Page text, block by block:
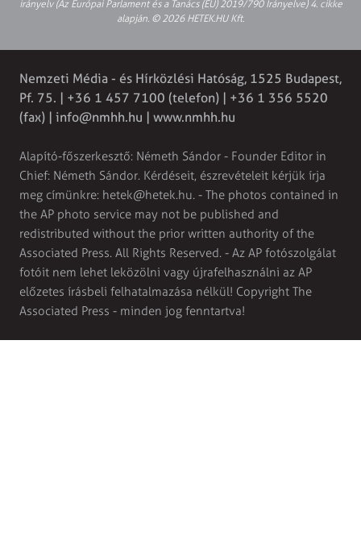
irányelv (Az Európai Parlament és a Tanács (EU) 2019/790 Irányelve) 4. cikke
alapján. © 2026 HETEK.HU Kft.
Nemzeti Média - és Hírközlési Hatóság, 1525 Budapest,
Pf. 75. | +36 1 457 7100 (telefon) | +36 1 356 5520
(fax) | info@nmhh.hu | www.nmhh.hu
Alapító-főszerkesztő: Németh Sándor - Founder Editor in
Chief: Németh Sándor. Kérdéseit, észrevételeit kérjük írja
meg címünkre: hetek@hetek.hu. - The photos contained in
the AP photo service may not be published and
redistributed without the prior written authority of the
Associated Press. All Rights Reserved. - Az AP fotószolgálat
fotóit nem lehet leközölni vagy újrafelhasználni az AP
előzetes írásbeli felhatalmazása nélkül! Copyright The
Associated Press - minden jog fenntartva!